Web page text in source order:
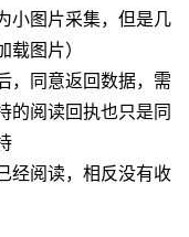
小图片采集，但是几
载图片）
，同意返回数据，需
的阅读回执也只是同
经阅读，相反没有收